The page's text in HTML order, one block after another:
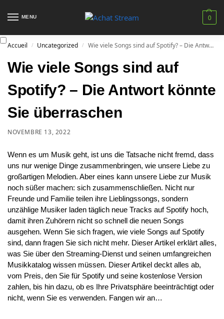
MENU 0
Accueil / Uncategorized / Wie viele Songs sind auf Spotify? – Die Antwort könnte Sie überraschen
Wie viele Songs sind auf
Spotify? – Die Antwort könnte
Sie überraschen
NOVEMBRE 13, 2022
Wenn es um Musik geht, ist uns die Tatsache nicht fremd, dass
uns nur wenige Dinge zusammenbringen, wie unsere Liebe zu
großartigen Melodien. Aber eines kann unsere Liebe zur Musik
noch süßer machen: sich zusammenschließen. Nicht nur
Freunde und Familie teilen ihre Lieblingssongs, sondern
unzählige Musiker laden täglich neue Tracks auf Spotify hoch,
damit ihren Zuhörern nicht so schnell die neuen Songs
ausgehen. Wenn Sie sich fragen, wie viele Songs auf Spotify
sind, dann fragen Sie sich nicht mehr. Dieser Artikel erklärt alles,
was Sie über den Streaming-Dienst und seinen umfangreichen
Musikkatalog wissen müssen. Dieser Artikel deckt alles ab,
vom Preis, den Sie für Spotify und seine kostenlose Version
zahlen, bis hin dazu, ob es Ihre Privatsphäre beeinträchtigt oder
nicht, wenn Sie es verwenden. Fangen wir an…